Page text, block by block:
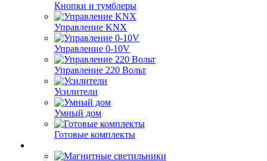
Кнопки и тумблеры
Управление KNX
Управление 0-10V
Управление 220 Вольт
Усилители
Умный дом
Готовые комплекты